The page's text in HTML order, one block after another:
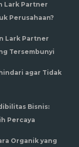
Lark Partner
Perusahaan?
Lark Partner
Tersembunyi
agar Tidak
Bisnis:
Percaya
Organik yang